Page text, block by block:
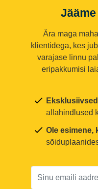
Ära maga
klientidega, kes
varajase linnu
eripakkumisi
allahindlused
Ole esimene,